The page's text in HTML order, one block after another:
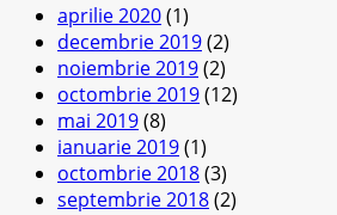
aprilie 2020(1)
decembrie 2019(2)
noiembrie 2019(2)
octombrie 2019(12)
mai 2019(8)
ianuarie 2019(1)
octombrie 2018(3)
septembrie 2018(2)